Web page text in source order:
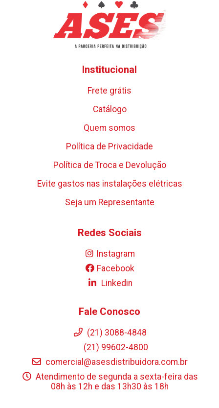
Institucional
Frete grátis
Catálogo
Quem somos
Política de Privacidade
Política de Troca e Devolução
Evite gastos nas instalações elétricas
Seja um Representante
Redes Sociais
Instagram
Facebook
Linkedin
Fale Conosco
(21) 3088-4848
(21) 99602-4800
comercial@asesdistribuidora.com.br
Atendimento de segunda a sexta-feira das
08h às 12h e das 13h30 às 18h